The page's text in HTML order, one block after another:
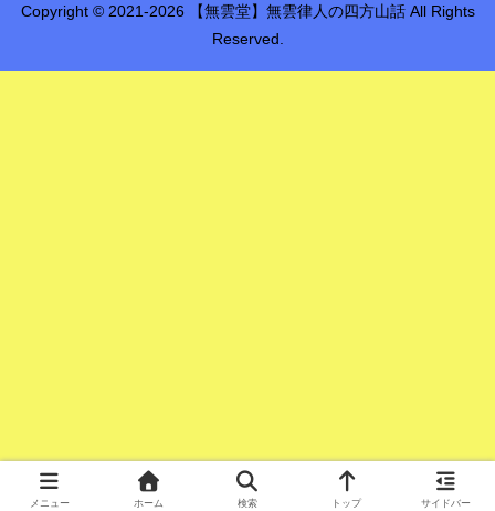
Copyright © 2021-2026 【無雲堂】無雲律人の四方山話 All Rights
Reserved.
メニュー ホーム 検索 トップ サイドバー